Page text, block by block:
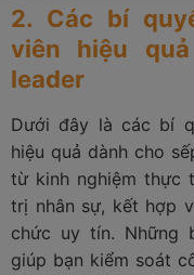
2. Các bí
viên hiệu
leader
Dưới đây là các bí
hiệu quả dành cho
từ kinh nghiệm thực
trị nhân sự, kết hợp
chức uy tín. Những
giúp bạn kiểm soát